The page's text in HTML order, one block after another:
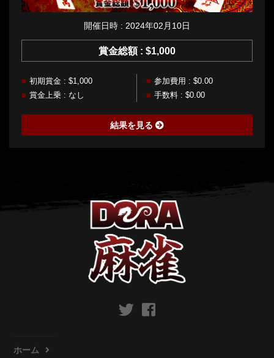
開催日時 : 2024年02月10日
賞金総額 : $1,000
初期賞金 : $1,000
参加費用 : $0.00
賞金上乗 : なし
手数料 : $0.00
結果を見る
ホーム